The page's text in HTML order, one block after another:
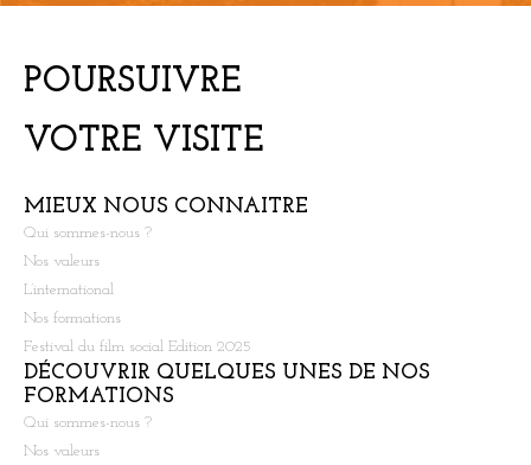
POURSUIVRE
VOTRE VISITE
MIEUX NOUS CONNAITRE
Qui sommes-nous ?
Nos valeurs
L’international
Nos formations
Festival du film social Edition 2025
DÉCOUVRIR QUELQUES UNES DE NOS
FORMATIONS
Qui sommes-nous ?
Nos valeurs